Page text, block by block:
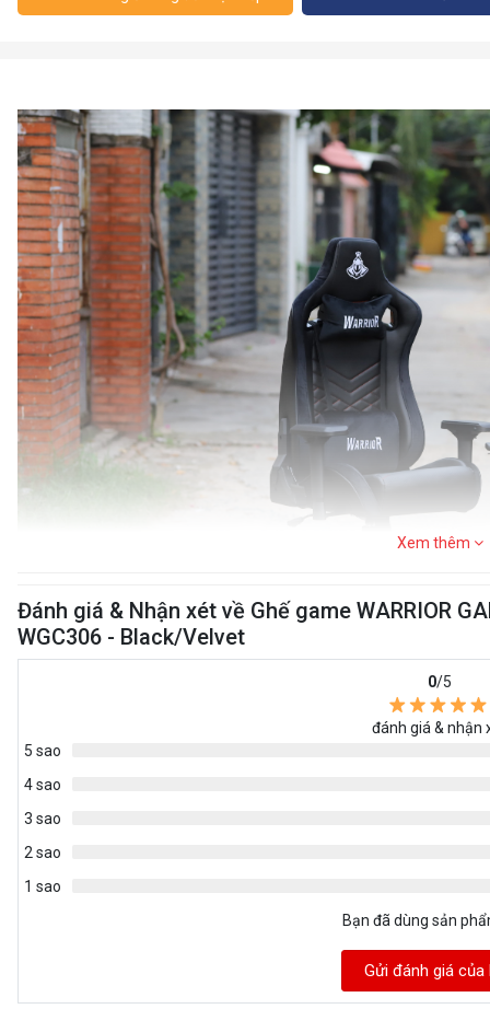
Xem thêm
Đánh giá & Nhận xét về Ghế game WARRIOR
WGC306 - Black/Velvet
0/5
đánh giá & nhận
5 sao
4 sao
3 sao
2 sao
1 sao
Bạn đã dùng sản
Gửi đánh giá của